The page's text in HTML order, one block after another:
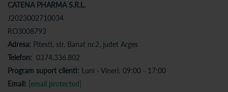
CATENA PHARMA S.R.L.
J2023002710034
RO3008793
Adresa: Pitesti, str. Banat nr.2, judet Arges
Telefon: 0374.336.802
Program suport clienti: Luni - Vineri: 09:00 - 17:00
Email: [email protected]